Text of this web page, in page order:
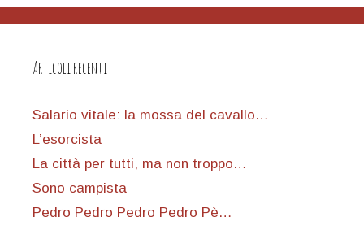
Articoli recenti
Salario vitale: la mossa del cavallo…
L’esorcista
La città per tutti, ma non troppo…
Sono campista
Pedro Pedro Pedro Pedro Pè…